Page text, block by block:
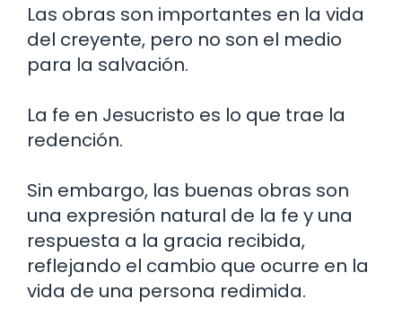
Las obras son importantes en la vida
del creyente, pero no son el medio
para la salvación.
La fe en Jesucristo es lo que trae la
redención.
Sin embargo, las buenas obras son
una expresión natural de la fe y una
respuesta a la gracia recibida,
reflejando el cambio que ocurre en la
vida de una persona redimida.